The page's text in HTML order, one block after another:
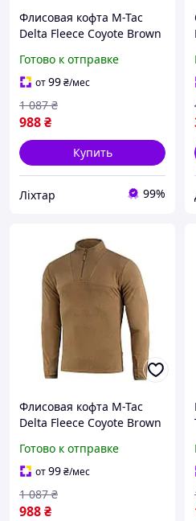
Флисовая кофта M-Tac
Delta Fleece Coyote Brown
большой палец 2XL [7000-
liht]
Готово к отправке
от99₴/мес
988₴
1 087 ₴
Купить
Ліхтар 99%
Флисовая кофта M-Tac
Delta Fleece Coyote Brown
большой палец 2XL 1
Готово к отправке
от99₴/мес
988₴
1 087 ₴